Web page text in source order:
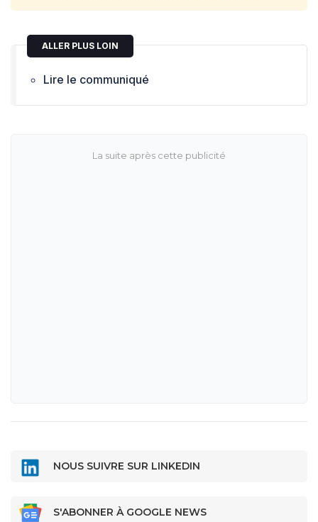
ALLER PLUS LOIN
Lire le communiqué
NOUS SUIVRE SUR LINKEDIN
S'ABONNER À GOOGLE NEWS